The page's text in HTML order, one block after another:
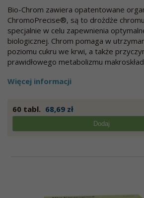
Bio-Chrom zawiera opatentowane
ChromoPrecise®, są to drożdże
specjalnie w celu zapewnienia
biologicznej. Chrom pomaga w
poziomu cukru we krwi, a także
prawidłowego metabolizmu
Więcej informacji
60 tabl. 68,69 zł
Dodaj